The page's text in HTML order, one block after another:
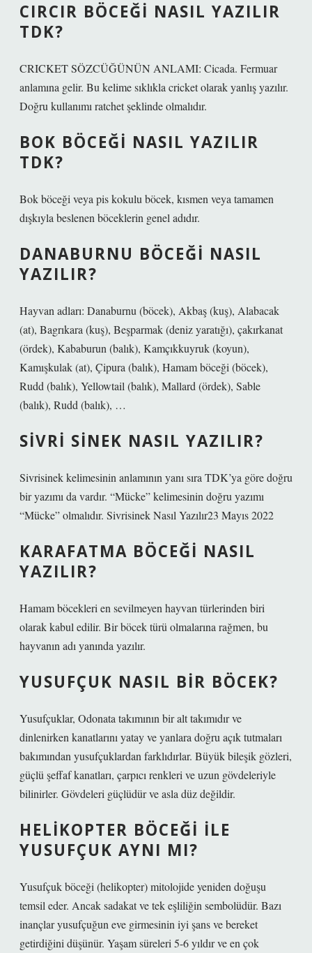
CIRCIR BÖCEĞI NASIL YAZILIR
TDK?
CRICKET SÖZCÜĞÜNÜN ANLAMI: Cicada. Fermuar
anlamına gelir. Bu kelime sıklıkla cricket olarak yanlış yazılır.
Doğru kullanımı ratchet şeklinde olmalıdır.
BOK BÖCEĞI NASIL YAZILIR
TDK?
Bok böceği veya pis kokulu böcek, kısmen veya tamamen
dışkıyla beslenen böceklerin genel adıdır.
DANABURNU BÖCEĞI NASIL
YAZILIR?
Hayvan adları: Danaburnu (böcek), Akbaş (kuş), Alabacak
(at), Bagrıkara (kuş), Beşparmak (deniz yaratığı), çakırkanat
(ördek), Kababurun (balık), Kamçıkkuyruk (koyun),
Kamışkulak (at), Çipura (balık), Hamam böceği (böcek),
Rudd (balık), Yellowtail (balık), Mallard (ördek), Sable
(balık), Rudd (balık), …
SIVRI SINEK NASIL YAZILIR?
Sivrisinek kelimesinin anlamının yanı sıra TDK’ya göre doğru
bir yazımı da vardır. “Mücke” kelimesinin doğru yazımı
“Mücke” olmalıdır. Sivrisinek Nasıl Yazılır23 Mayıs 2022
KARAFATMA BÖCEĞI NASIL
YAZILIR?
Hamam böcekleri en sevilmeyen hayvan türlerinden biri
olarak kabul edilir. Bir böcek türü olmalarına rağmen, bu
hayvanın adı yanında yazılır.
YUSUFÇUK NASIL BIR BÖCEK?
Yusufçuklar, Odonata takımının bir alt takımıdır ve
dinlenirken kanatlarını yatay ve yanlara doğru açık tutmaları
bakımından yusufçuklardan farklıdırlar. Büyük bileşik gözleri,
güçlü şeffaf kanatları, çarpıcı renkleri ve uzun gövdeleriyle
bilinirler. Gövdeleri güçlüdür ve asla düz değildir.
HELIKOPTER BÖCEĞI ILE
YUSUFÇUK AYNI MI?
Yusufçuk böceği (helikopter) mitolojide yeniden doğuşu
temsil eder. Ancak sadakat ve tek eşliliğin sembolüdür. Bazı
inançlar yusufçuğun eve girmesinin iyi şans ve bereket
getirdiğini düşünür. Yaşam süreleri 5-6 yıldır ve en çok